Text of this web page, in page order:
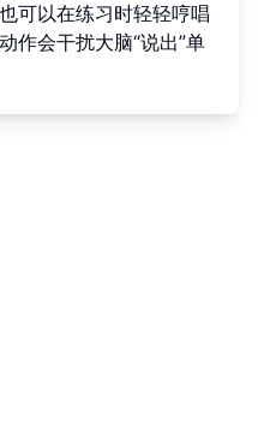
可以在练习时轻轻哼唱
作会干扰大脑“说出”单